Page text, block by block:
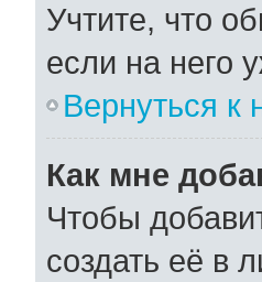
Учтите, что
если на него
Вернуться к
Как мне
Чтобы
создать её в